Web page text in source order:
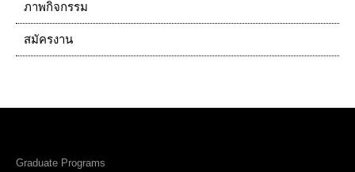
ภาพกิจกรรม
สมัครงาน
Graduate Programs